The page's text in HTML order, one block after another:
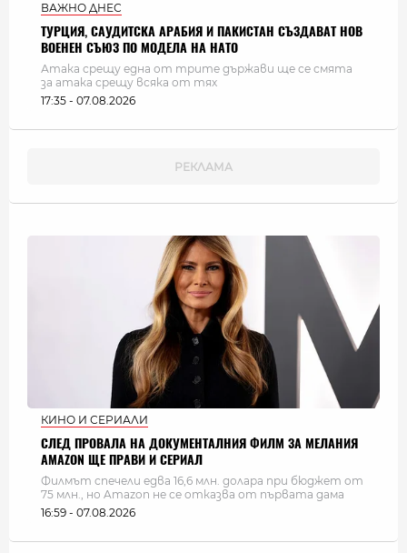
ВАЖНО ДНЕС
ТУРЦИЯ, САУДИТСКА АРАБИЯ И ПАКИСТАН СЪЗДАВАТ НОВ
ВОЕНЕН СЪЮЗ ПО МОДЕЛА НА НАТО
Атака срещу една от трите държави ще се смята
за атака срещу всяка от тях
17:35 - 07.08.2026
КИНО И СЕРИАЛИ
СЛЕД ПРОВАЛА НА ДОКУМЕНТАЛНИЯ ФИЛМ ЗА МЕЛАНИЯ
AMAZON ЩЕ ПРАВИ И СЕРИАЛ
Филмът спечели едва 16,6 млн. долара при бюджет от
75 млн., но Amazon не се отказва от първата дама
16:59 - 07.08.2026